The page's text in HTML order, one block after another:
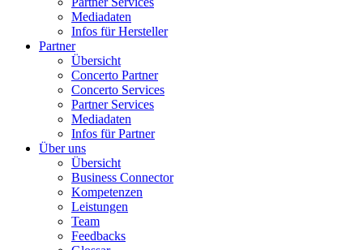
Mediadaten
Infos für Hersteller
Partner
Übersicht
Concerto Partner
Concerto Services
Partner Services
Mediadaten
Infos für Partner
Über uns
Übersicht
Business Connector
Kompetenzen
Leistungen
Team
Feedbacks